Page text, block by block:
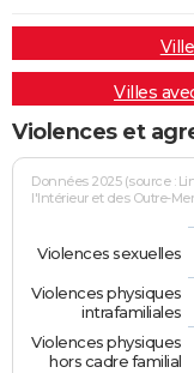
Villes
Violences et
Données 2025 (source :
l'Intérieur et des Outre-
Violences sexuelles
Violences physiques
intrafamiliales
Violences physiques
hors cadre familial